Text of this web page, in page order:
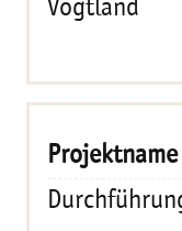
Vogtland